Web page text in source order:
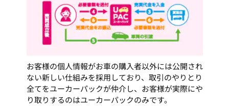
お客様の個人情報がお車の購入者以外には公開され
ない新しい仕組みを採用しており、取引のやりとり
全てをユーカーパックが仲介し、お客様が実際にや
り取りするのはユーカーパックのみです。